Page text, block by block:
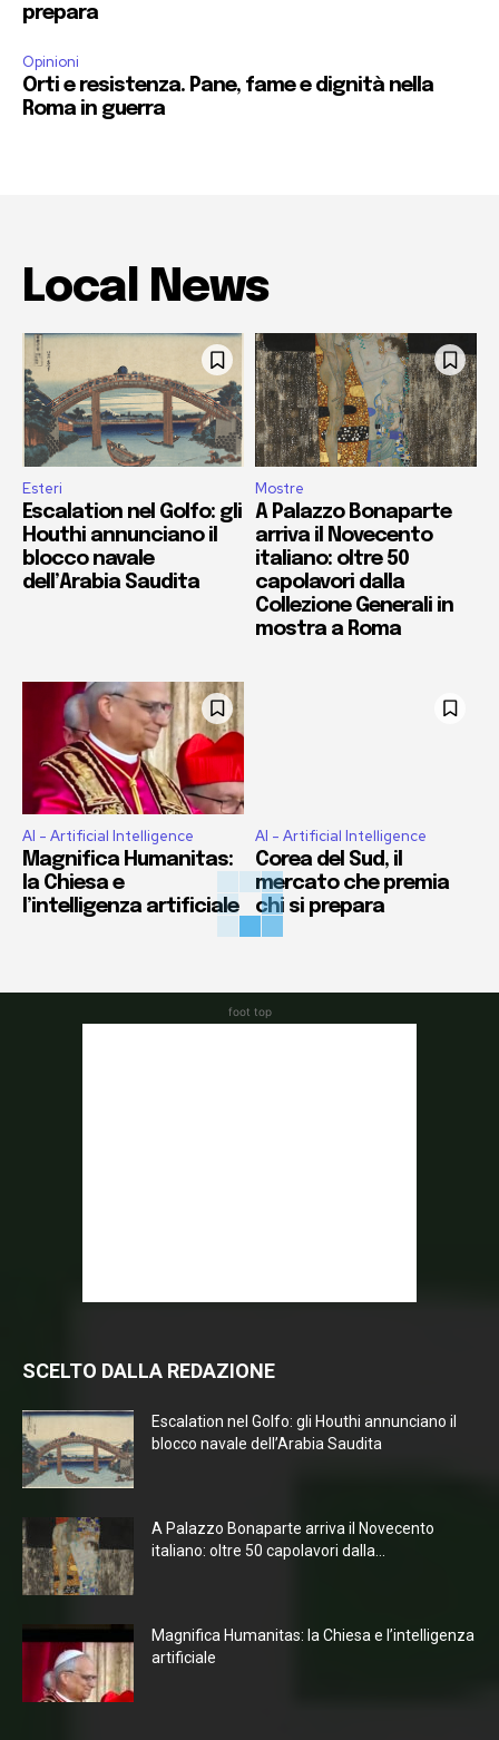
prepara
Opinioni
Orti e resistenza. Pane, fame e dignità nella
Roma in guerra
Local News
Esteri
Escalation nel Golfo: gli
Houthi annunciano il
blocco navale
dell’Arabia Saudita
Mostre
A Palazzo Bonaparte
arriva il Novecento
italiano: oltre 50
capolavori dalla
Collezione Generali in
mostra a Roma
AI - Artificial Intelligence
Magnifica Humanitas:
la Chiesa e
l’intelligenza artificiale
AI - Artificial Intelligence
Corea del Sud, il
mercato che premia
chi si prepara
foot top
SCELTO DALLA REDAZIONE
Escalation nel Golfo: gli Houthi annunciano il
blocco navale dell’Arabia Saudita
A Palazzo Bonaparte arriva il Novecento
italiano: oltre 50 capolavori dalla...
Magnifica Humanitas: la Chiesa e l’intelligenza
artificiale